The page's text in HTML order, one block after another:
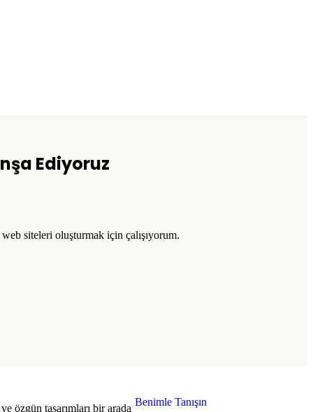
Ediyoruz
siteleri oluşturmak için çalışıyorum.
özgün tasarımları bir arada
Benimle Tanışın